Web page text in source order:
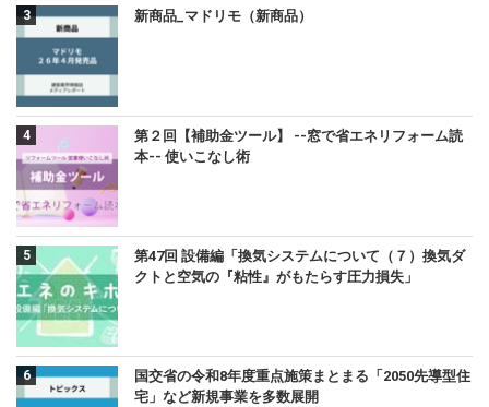
新商品_マドリモ（新商品）
第２回【補助金ツール】 --窓で省エネリフォーム読
本-- 使いこなし術
第47回 設備編「換気システムについて（７）換気ダ
クトと空気の『粘性』がもたらす圧力損失」
国交省の令和8年度重点施策まとまる「2050先導型住
宅」など新規事業を多数展開